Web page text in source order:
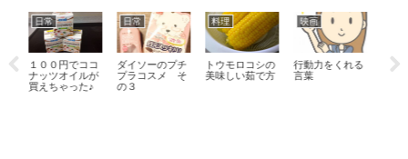
コ
日常
ダイソーのプチ
プラコスメ そ
の３
料理
トウモロコシの
美味しい茹で方
映画
行動力をくれる
言葉
グッズ
ダイソーで買え
る「マルセイユ
大